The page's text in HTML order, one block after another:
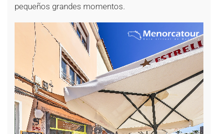
pequeños grandes momentos.